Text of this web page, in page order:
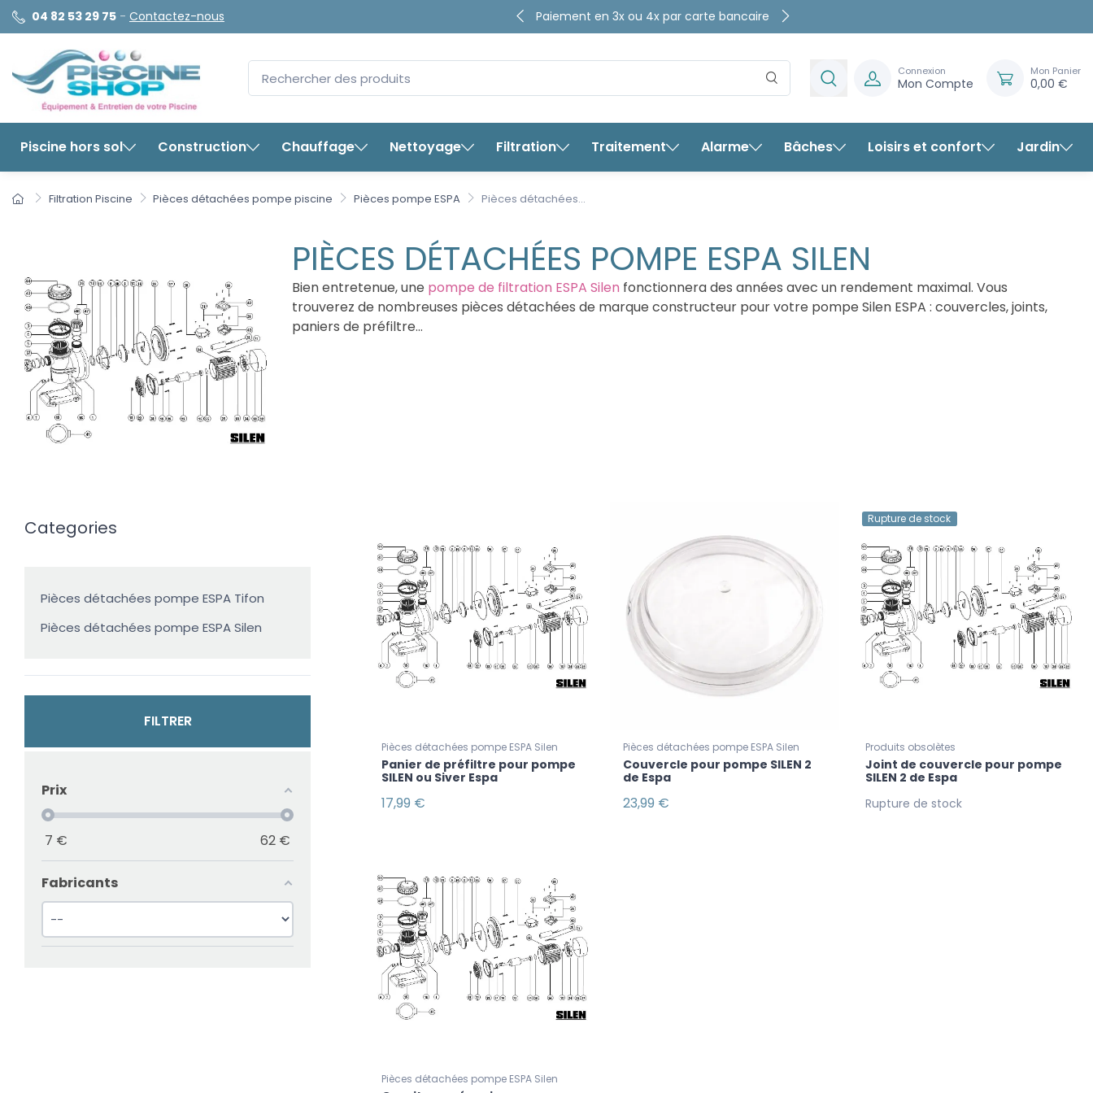
04 82 53 29 75 - Contactez-nous
Paiement en 3x ou 4x par carte
bancaire
4.65/5sur plus de8280 avis garantis
Connexion
Mon Compte
Mon Panier
0,00 €
Piscine hors sol Construction Chauffage Nettoyage Filtration Traitement Alarme Bâches Loisirs et confort Jardin
Filtration Piscine Pièces détachées pompe piscine Pièces pompe ESPA Pièces détachées...
PIÈCES DÉTACHÉES POMPE ESPA SILEN
Bien entretenue, une pompe de filtration ESPA Silen fonctionnera des années avec un rendement maximal. Vous
trouverez de nombreuses pièces détachées de marque constructeur pour votre pompe Silen ESPA : couvercles, joints,
paniers de préfiltre…
Categories
Pièces détachées pompe ESPA Tifon
Pièces détachées pompe ESPA Silen
FILTRER
Prix
7 € 62 €
Fabricants
Pièces détachées pompe ESPA Silen
Panier de préfiltre pour pompe
SILEN ou Siver Espa
17,99 €
Pièces détachées pompe ESPA Silen
Couvercle pour pompe SILEN 2
de Espa
23,99 €
Rupture de stock
Produits obsolètes
Joint de couvercle pour pompe
SILEN 2 de Espa
Rupture de stock
Pièces détachées pompe ESPA Silen